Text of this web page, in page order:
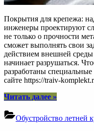
Покрытия для крепежа:
инженеры проектируют
не только о прочности
сможет выполнять свои
действием внешней среды
начинает разрушаться.
разработаны
сайте https://traiv-
Читать далее
крепежа:
»
Обустройство летней